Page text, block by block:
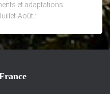
et adaptations
Août :